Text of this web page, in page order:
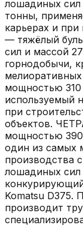
лошадиных сил
тонны,
карьерах и
— тяжёлый
сил и массой
горнодобычи,
мощностью
используемый
при
объектов.
мощностью
один из самых
производства
лошадиных сил
Komatsu D375.
производит